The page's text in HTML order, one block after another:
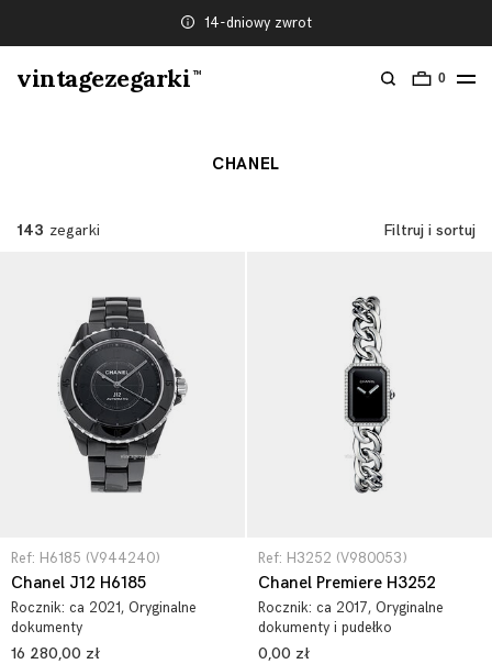
14-dniowy zwrot
vintagezegarki TM 0
CHANEL
143 zegarki Filtruj i sortuj
Ref: H6185 (V944240)
Chanel J12 H6185
Rocznik: ca 2021, Oryginalne
dokumenty
16 280,00 zł
Ref: H3252 (V980053)
Chanel Premiere H3252
Rocznik: ca 2017, Oryginalne
dokumenty i pudełko
0,00 zł